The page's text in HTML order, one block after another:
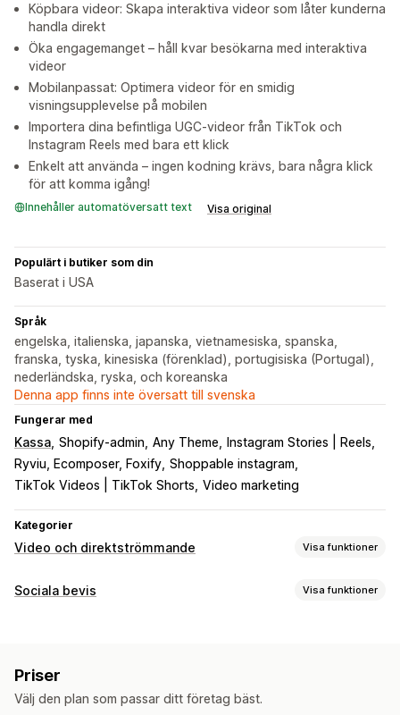
Köpbara videor: Skapa interaktiva videor som låter kunderna
handla direkt
Öka engagemanget – håll kvar besökarna med interaktiva
videor
Mobilanpassat: Optimera videor för en smidig
visningsupplevelse på mobilen
Importera dina befintliga UGC-videor från TikTok och
Instagram Reels med bara ett klick
Enkelt att använda – ingen kodning krävs, bara några klick
för att komma igång!
Innehåller automatöversatt text Visa original
Populärt i butiker som din
Baserat i USA
Språk
engelska, italienska, japanska, vietnamesiska, spanska,
franska, tyska, kinesiska (förenklad), portugisiska (Portugal),
nederländska, ryska, och koreanska
Denna app finns inte översatt till svenska
Fungerar med
Kassa Shopify-admin Any Theme
Instagram Stories | Reels
Ryviu, Ecomposer, Foxify Shoppable instagram
TikTok Videos | TikTok Shorts Video marketing
Kategorier
Video och direktströmmande Visa funktioner
Videohantering
Anpassning
Sociala bevis Visa funktioner
Priser
Välj den plan som passar ditt företag bäst.